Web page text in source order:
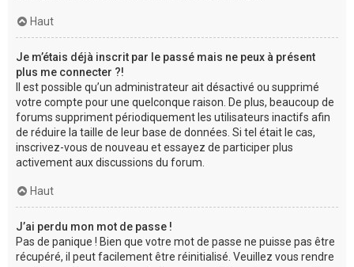
Haut
Je m’étais déjà inscrit par le passé mais ne peux à présent
plus me connecter ?!
Il est possible qu’un administrateur ait désactivé ou supprimé
votre compte pour une quelconque raison. De plus, beaucoup de
forums suppriment périodiquement les utilisateurs inactifs afin
de réduire la taille de leur base de données. Si tel était le cas,
inscrivez-vous de nouveau et essayez de participer plus
activement aux discussions du forum.
Haut
J’ai perdu mon mot de passe !
Pas de panique ! Bien que votre mot de passe ne puisse pas être
récupéré, il peut facilement être réinitialisé. Veuillez vous rendre